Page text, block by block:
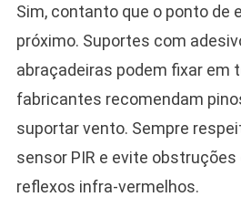
Sim, contanto que o ponto de
próximo. Suportes com
abraçadeiras podem fixar em
fabricantes recomendam
suportar vento. Sempre
sensor PIR e evite
reflexos infra-vermelhos.